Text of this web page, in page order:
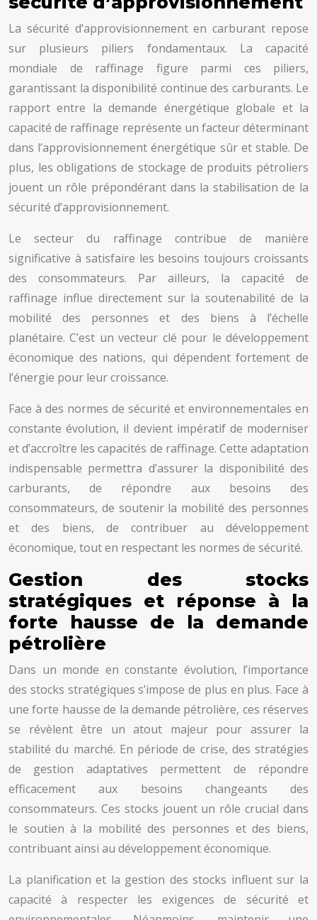
La sécurité d’approvisionnement en carburant repose
sur plusieurs piliers fondamentaux. La capacité
mondiale de raffinage figure parmi ces piliers,
garantissant la disponibilité continue des carburants. Le
rapport entre la demande énergétique globale et la
capacité de raffinage représente un facteur déterminant
dans l’approvisionnement énergétique sûr et stable. De
plus, les obligations de stockage de produits pétroliers
jouent un rôle prépondérant dans la stabilisation de la
sécurité d’approvisionnement.
Le secteur du raffinage contribue de manière
significative à satisfaire les besoins toujours croissants
des consommateurs. Par ailleurs, la capacité de
raffinage influe directement sur la soutenabilité de la
mobilité des personnes et des biens à l’échelle
planétaire. C’est un vecteur clé pour le développement
économique des nations, qui dépendent fortement de
l’énergie pour leur croissance.
Face à des normes de sécurité et environnementales en
constante évolution, il devient impératif de moderniser
et d’accroître les capacités de raffinage. Cette adaptation
indispensable permettra d’assurer la disponibilité des
carburants, de répondre aux besoins des
consommateurs, de soutenir la mobilité des personnes
et des biens, de contribuer au développement
économique, tout en respectant les normes de sécurité.
Gestion des stocks
stratégiques et réponse à la
forte hausse de la demande
pétrolière
Dans un monde en constante évolution, l’importance
des stocks stratégiques s’impose de plus en plus. Face à
une forte hausse de la demande pétrolière, ces réserves
se révèlent être un atout majeur pour assurer la
stabilité du marché. En période de crise, des stratégies
de gestion adaptatives permettent de répondre
efficacement aux besoins changeants des
consommateurs. Ces stocks jouent un rôle crucial dans
le soutien à la mobilité des personnes et des biens,
contribuant ainsi au développement économique.
La planification et la gestion des stocks influent sur la
capacité à respecter les exigences de sécurité et